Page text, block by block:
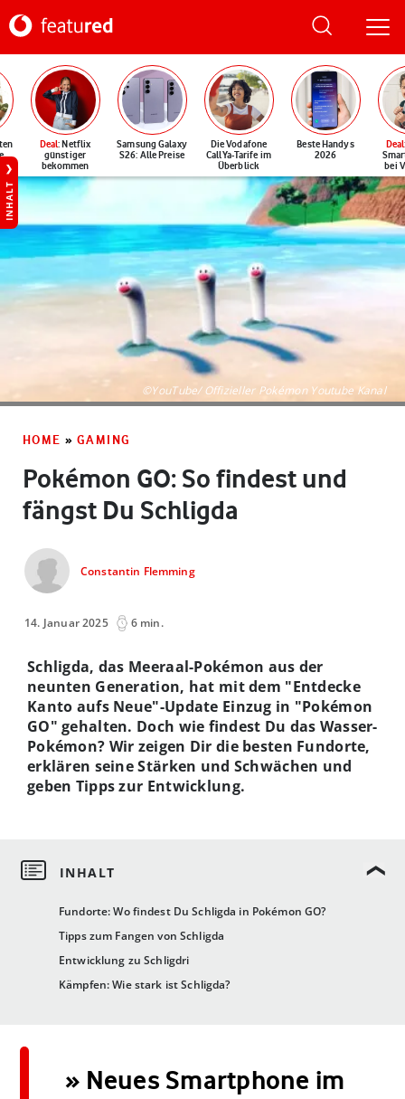
Deal: Netflix
günstiger
bekommen
Samsung Galaxy
S26: Alle Preise
Die Vodafone
CallYa-Tarife im
Überblick
Beste Handys
2026
Deal
bei
INHALT
©YouTube/ Offizieller Pokémon Youtube Kanal
HOME » GAMING
Pokémon GO: So findest und
fängst Du Schligda
Constantin Flemming
14. Januar 2025 6 min.
Fundorte: Wo findest Du Schligda in Pokémon GO?
Tipps zum Fangen von Schligda
Entwicklung zu Schligdri
Kämpfen: Wie stark ist Schligda?
Schligda, das Meeraal-Pokémon aus der
neunten Generation, hat mit dem "Entdecke
Kanto aufs Neue"-Update Einzug in "Pokémon
GO" gehalten. Doch wie findest Du das Wasser-
Pokémon? Wir zeigen Dir die besten Fundorte,
erklären seine Stärken und Schwächen und
geben Tipps zur Entwicklung.
» Neues Smartphone im